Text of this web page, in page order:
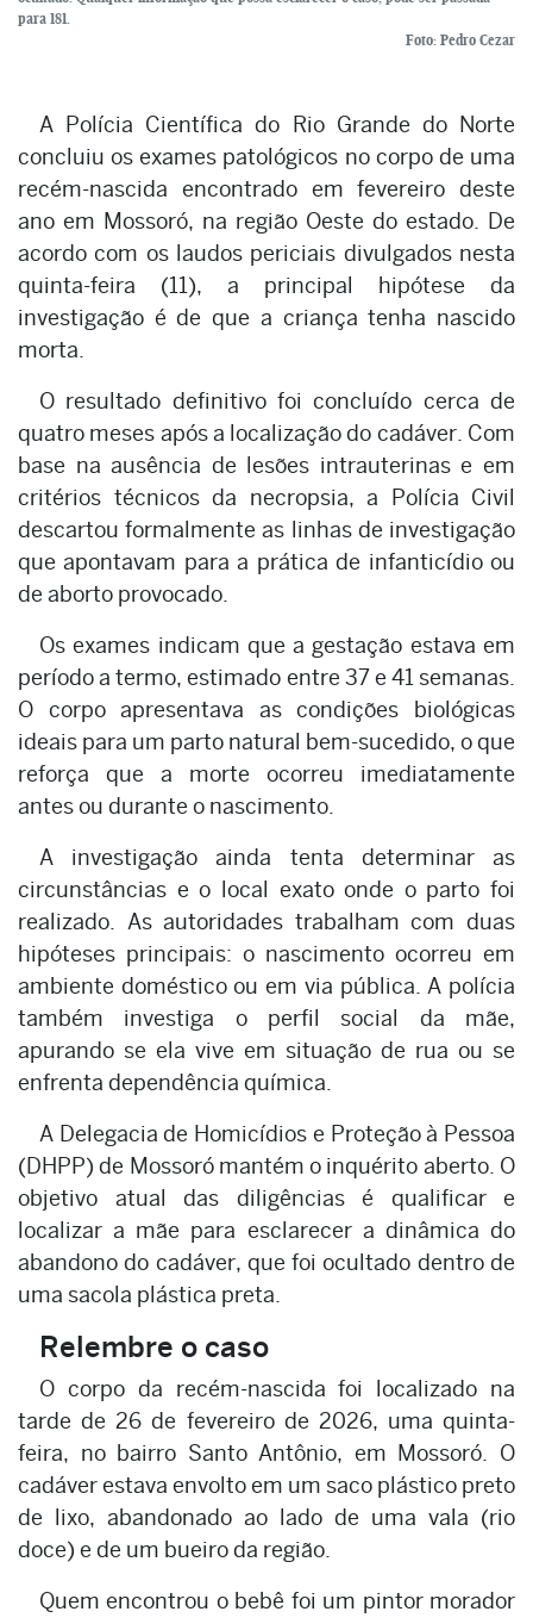
para 181.
Foto: Pedro Cezar
A Polícia Científica do Rio Grande do Norte
concluiu os exames patológicos no corpo de uma
recém-nascida encontrado em fevereiro deste
ano em Mossoró, na região Oeste do estado. De
acordo com os laudos periciais divulgados nesta
quinta-feira (11), a principal hipótese da
investigação é de que a criança tenha nascido
morta.
O resultado definitivo foi concluído cerca de
quatro meses após a localização do cadáver. Com
base na ausência de lesões intrauterinas e em
critérios técnicos da necropsia, a Polícia Civil
descartou formalmente as linhas de investigação
que apontavam para a prática de infanticídio ou
de aborto provocado.
Os exames indicam que a gestação estava em
período a termo, estimado entre 37 e 41 semanas.
O corpo apresentava as condições biológicas
ideais para um parto natural bem-sucedido, o que
reforça que a morte ocorreu imediatamente
antes ou durante o nascimento.
A investigação ainda tenta determinar as
circunstâncias e o local exato onde o parto foi
realizado. As autoridades trabalham com duas
hipóteses principais: o nascimento ocorreu em
ambiente doméstico ou em via pública. A polícia
também investiga o perfil social da mãe,
apurando se ela vive em situação de rua ou se
enfrenta dependência química.
A Delegacia de Homicídios e Proteção à Pessoa
(DHPP) de Mossoró mantém o inquérito aberto. O
objetivo atual das diligências é qualificar e
localizar a mãe para esclarecer a dinâmica do
abandono do cadáver, que foi ocultado dentro de
uma sacola plástica preta.
Relembre o caso
O corpo da recém-nascida foi localizado na
tarde de 26 de fevereiro de 2026, uma quinta-
feira, no bairro Santo Antônio, em Mossoró. O
cadáver estava envolto em um saco plástico preto
de lixo, abandonado ao lado de uma vala (rio
doce) e de um bueiro da região.
Quem encontrou o bebê foi um pintor morador